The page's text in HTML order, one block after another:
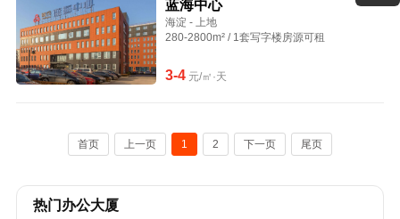
蓝海中心
海淀 - 上地
280-2800m² / 1套写字楼房源可租
3-4元/㎡·天
首页 上一页 1 2 下一页 尾页
热门办公大厦